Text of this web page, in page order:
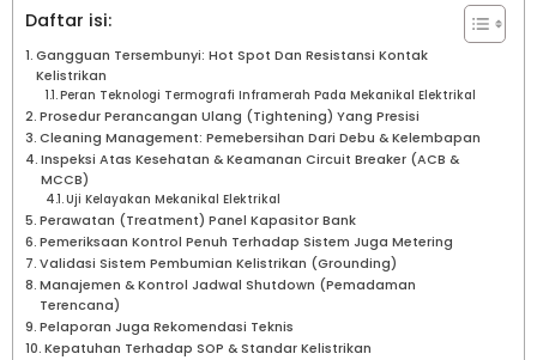
Daftar isi:
Gangguan Tersembunyi: Hot Spot Dan Resistansi Kontak
Kelistrikan
Peran Teknologi Termografi Inframerah Pada Mekanikal Elektrikal
Prosedur Perancangan Ulang (Tightening) Yang Presisi
Cleaning Management: Pemebersihan Dari Debu & Kelembapan
Inspeksi Atas Kesehatan & Keamanan Circuit Breaker (ACB &
MCCB)
Uji Kelayakan Mekanikal Elektrikal
Perawatan (Treatment) Panel Kapasitor Bank
Pemeriksaan Kontrol Penuh Terhadap Sistem Juga Metering
Validasi Sistem Pembumian Kelistrikan (Grounding)
Manajemen & Kontrol Jadwal Shutdown (Pemadaman
Terencana)
Pelaporan Juga Rekomendasi Teknis
Kepatuhan Terhadap SOP & Standar Kelistrikan